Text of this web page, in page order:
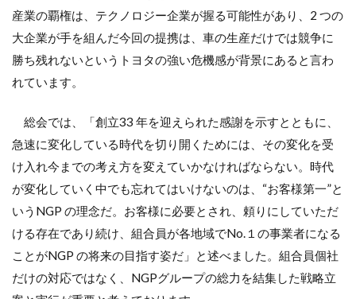
産業の覇権は、テクノロジー企業が握る可能性があり、2 つの
大企業が手を組んだ今回の提携は、車の生産だけでは競争に
勝ち残れないというトヨタの強い危機感が背景にあると言わ
れています。
総会では、「創立33 年を迎えられた感謝を示すとともに、
急速に変化している時代を切り開くためには、その変化を受
け入れ今までの考え方を変えていかなければならない。時代
が変化していく中でも忘れてはいけないのは、“お客様第一”と
いうNGP の理念だ。お客様に必要とされ、頼りにしていただ
ける存在であり続け、組合員が各地域でNo.１の事業者になる
ことがNGP の将来の目指す姿だ」と述べました。組合員個社
だけの対応ではなく、NGPグループの総力を結集した戦略立